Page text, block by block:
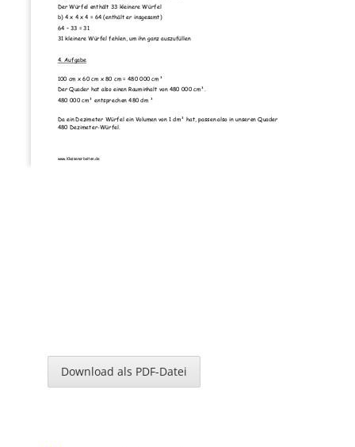
www.Klassenarbeiten.de
Der Würfel enthält 33 kleinere Würfel
b) 4 x 4 x 4 = 64 (enthält er insgesamt)
64 – 33 = 31
31 kleinere Würfel fehlen, um ihn ganz auszufüllen
4. Aufgabe
100 cm x 60 cm x 80 cm = 480 000 cm³
Der Quader hat also einen Rauminhalt von 480 000 cm³.
480 000 cm³ entsprechen 480 dm ³
Da ein Dezimeter Würfel ein Volumen von 1 dm³ hat, passen also in unseren Quader
480 Dezimeter-Würfel.
Download als PDF-Datei